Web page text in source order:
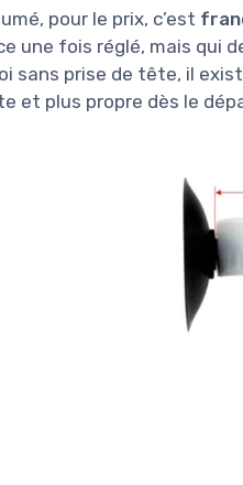
pour le prix, c’est
une fois réglé, mais qui
sans prise de tête, il
et plus propre dès le